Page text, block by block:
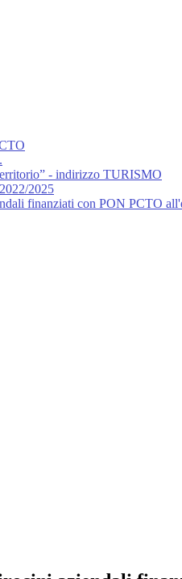
- indirizzo TURISMO
2025
finanziati con PON PCTO